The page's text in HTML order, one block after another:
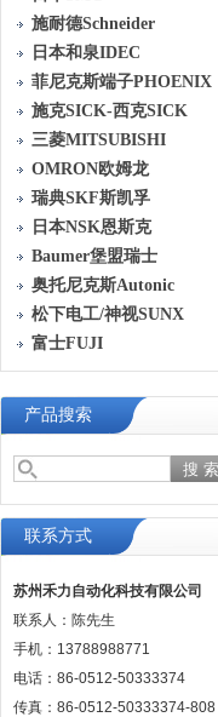
施耐德Schneider
日本和泉IDEC
菲尼克斯端子PHOENIX
施克SICK-西克SICK
三菱MITSUBISHI
OMRON欧姆龙
瑞典SKF斯凯孚
日本NSK恩斯克
Baumer堡盟瑞士
奥托尼克斯Autonic
松下电工/神视SUNX
富士FUJI
产品搜索
联系方式
苏州禾力自动化科技有限公司
联系人：陈先生
手机：13788988771
电话：86-0512-50333374
传真：86-0512-50333374-808